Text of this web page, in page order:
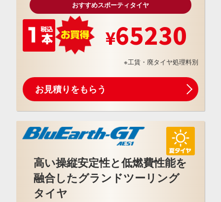
おすすめスポーティタイヤ
65230
※工賃・廃タイヤ処理料別
お見積りをもらう
高い操縦安定性と低燃費性能を
融合したグランドツーリング
タイヤ